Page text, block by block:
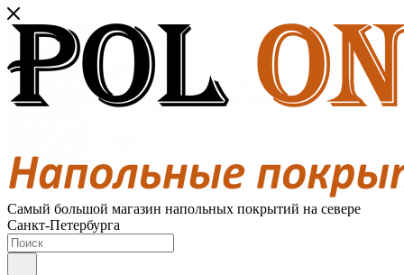
Самый большой магазин напольных покрытий на севере
Санкт-Петербурга